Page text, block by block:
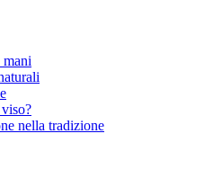
mani
nella tradizione